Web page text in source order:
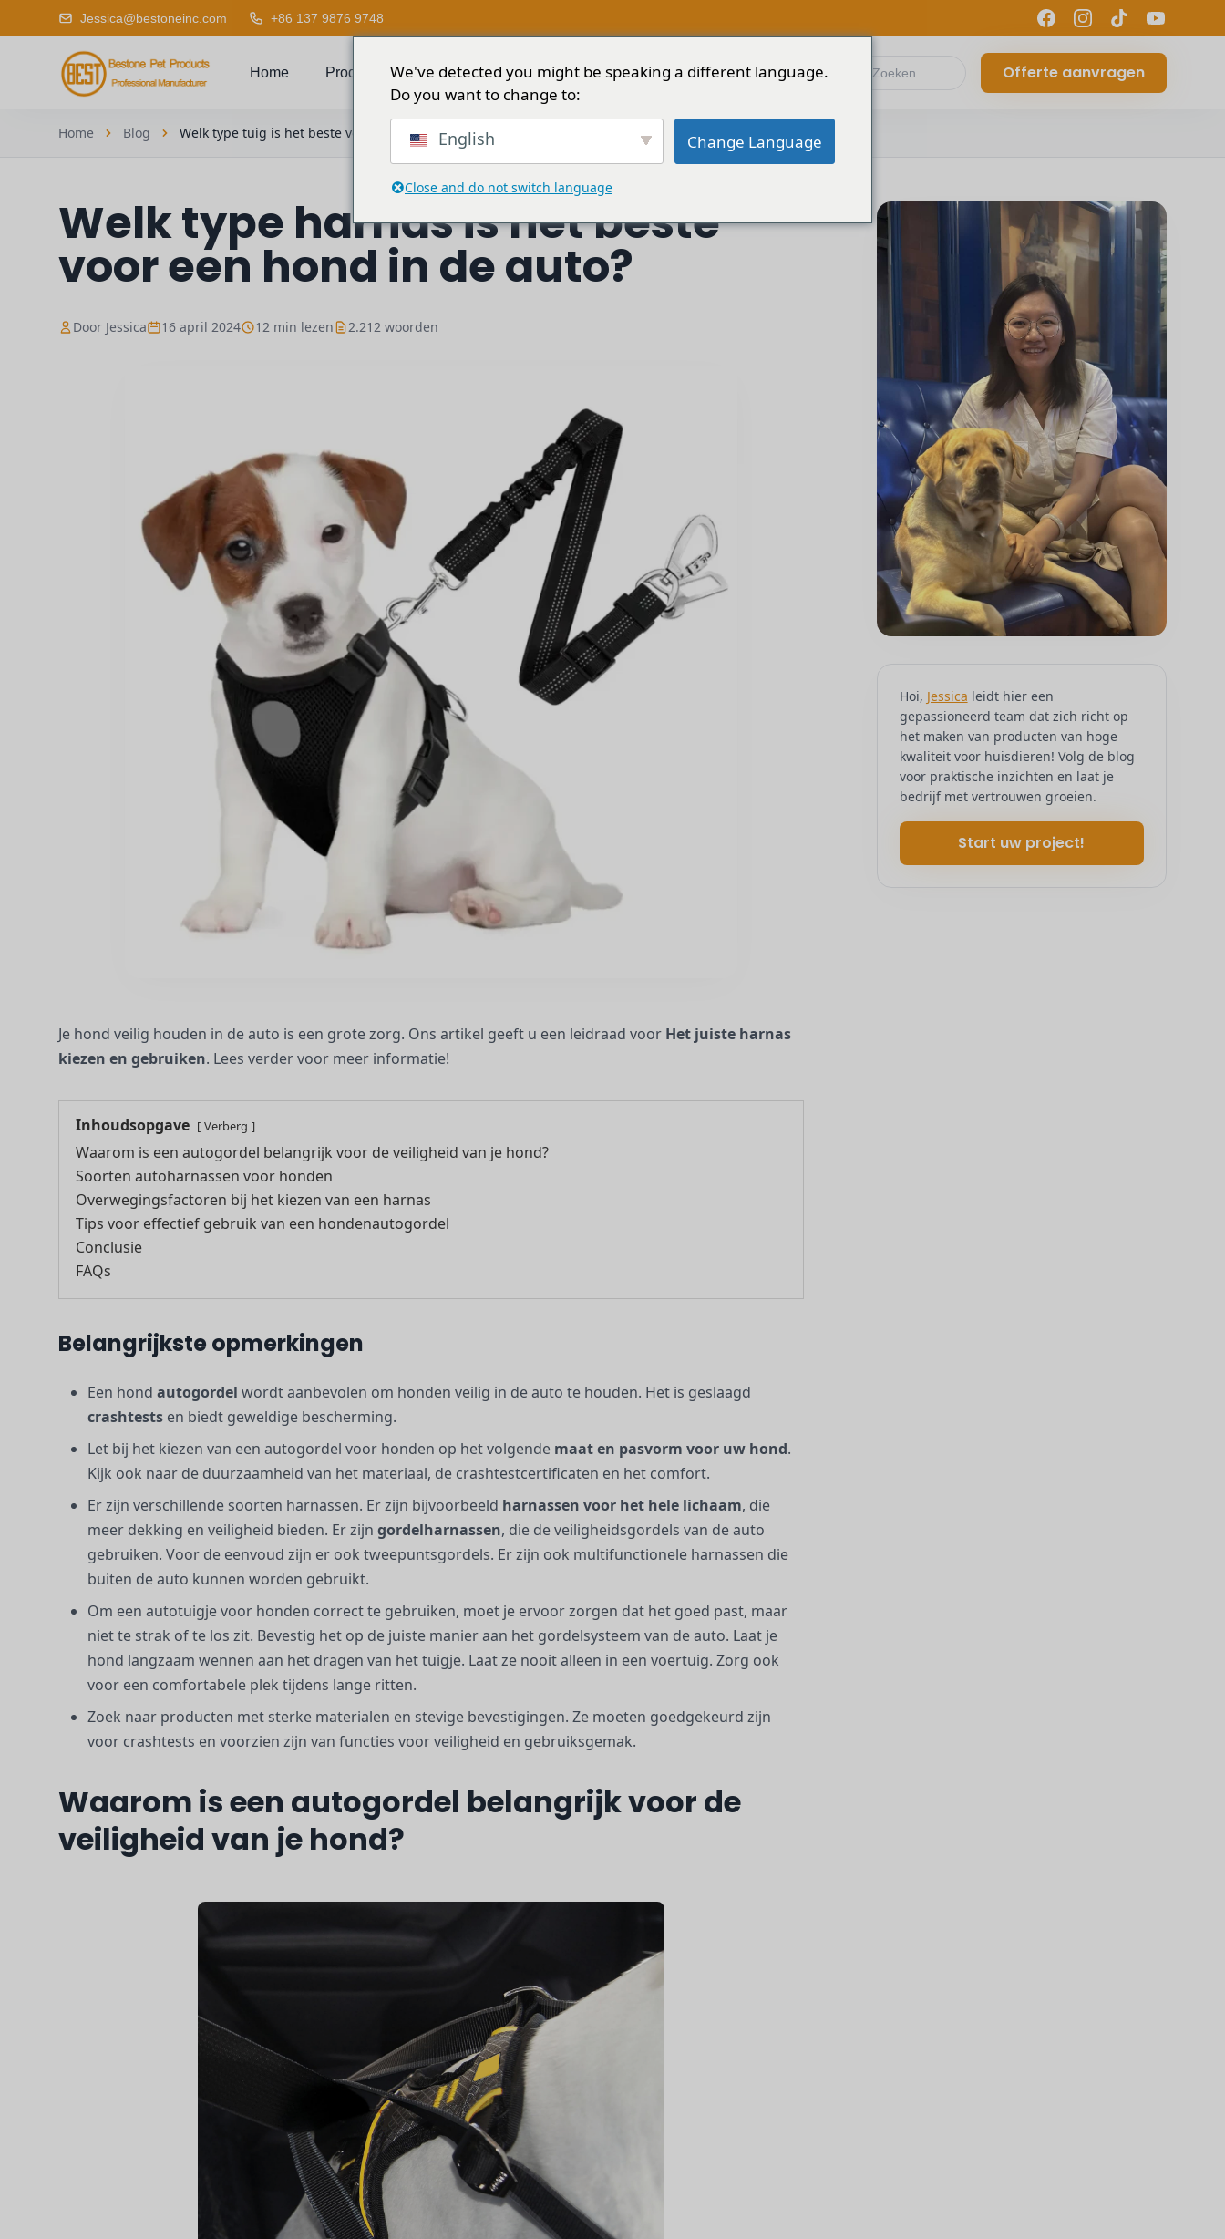
Jessica@bestoneinc.com +86 137 9876 9748
Home Product Oplossingen Diensten Blog Over Offerte aanvragen
Home Blog Welk type tuig is het beste voor een...
Welk type harnas is het beste
voor een hond in de auto?
Door Jessica 16 april 2024 12 min lezen 2.212 woorden
Je hond veilig houden in de auto is een grote zorg. Ons artikel geeft u een leidraad voor Het juiste harnas
kiezen en gebruiken. Lees verder voor meer informatie!
Inhoudsopgave Verberg
Waarom is een autogordel belangrijk voor de veiligheid van je hond?
Soorten autoharnassen voor honden
Overwegingsfactoren bij het kiezen van een harnas
Tips voor effectief gebruik van een hondenautogordel
Conclusie
FAQs
Belangrijkste opmerkingen
Een hond autogordel wordt aanbevolen om honden veilig in de auto te houden. Het is geslaagd
crashtests en biedt geweldige bescherming.
Let bij het kiezen van een autogordel voor honden op het volgende maat en pasvorm voor uw hond.
Kijk ook naar de duurzaamheid van het materiaal, de crashtestcertificaten en het comfort.
Er zijn verschillende soorten harnassen. Er zijn bijvoorbeeld harnassen voor het hele lichaam, die
meer dekking en veiligheid bieden. Er zijn gordelharnassen, die de veiligheidsgordels van de auto
gebruiken. Voor de eenvoud zijn er ook tweepuntsgordels. Er zijn ook multifunctionele harnassen die
buiten de auto kunnen worden gebruikt.
Om een autotuigje voor honden correct te gebruiken, moet je ervoor zorgen dat het goed past, maar
niet te strak of te los zit. Bevestig het op de juiste manier aan het gordelsysteem van de auto. Laat je
hond langzaam wennen aan het dragen van het tuigje. Laat ze nooit alleen in een voertuig. Zorg ook
voor een comfortabele plek tijdens lange ritten.
Zoek naar producten met sterke materialen en stevige bevestigingen. Ze moeten goedgekeurd zijn
voor crashtests en voorzien zijn van functies voor veiligheid en gebruiksgemak.
Waarom is een autogordel belangrijk voor de
veiligheid van je hond?
Hoi, Jessica leidt hier een
gepassioneerd team dat zich richt op
het maken van producten van hoge
kwaliteit voor huisdieren! Volg de blog
voor praktische inzichten en laat je
bedrijf met vertrouwen groeien.
Start uw project!
We've detected you might be speaking a different language.
Do you want to change to:
English Change Language
Close and do not switch language